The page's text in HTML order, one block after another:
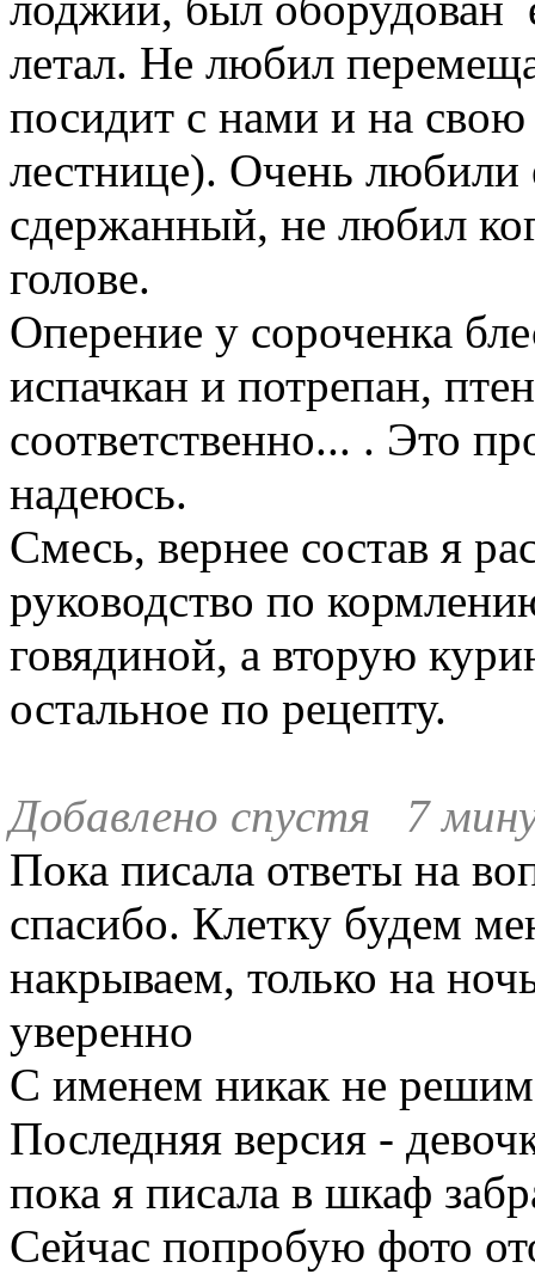
летал. Не любил
посидит с нами и на
лестнице). Очень любили
сдержанный, не любил
голове.
Оперение у сороченка
испачкан и потрепан,
соответственно... . Это
надеюсь.
Смесь, вернее состав я
руководство по
говядиной, а вторую
остальное по рецепту.
Добавлено спустя 7
Пока писала ответы на
спасибо. Клетку будем
накрываем, только на
уверенно
С именем никак не
Последняя версия -
пока я писала в шкаф
Сейчас попробую фото